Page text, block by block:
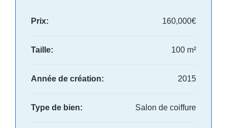
Prix: 160,000€
Taille: 100 m²
Année de création: 2015
Type de bien: Salon de coiffure